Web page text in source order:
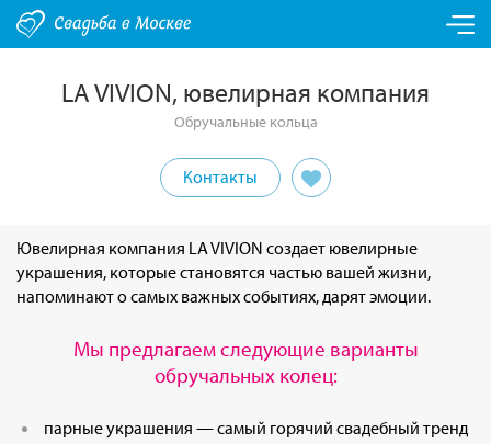
LA VIVION, ювелирная компания
Обручальные кольца
Контакты
Ювелирная компания LA VIVION создает ювелирные
украшения, которые становятся частью вашей жизни,
напоминают о самых важных событиях, дарят эмоции.
Мы предлагаем следующие варианты
обручальных колец:
парные украшения — самый горячий свадебный тренд